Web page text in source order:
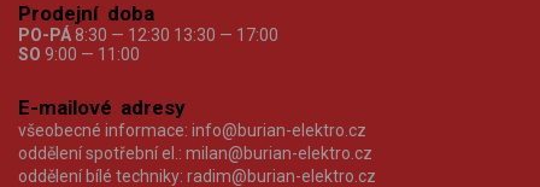
Prodejní doba
PO-PÁ 8:30 — 12:30 13:30 — 17:00
SO 9:00 — 11:00
E-mailové adresy
všeobecné informace: info@burian-elektro.cz
oddělení spotřební el.: milan@burian-elektro.cz
oddělení bílé techniky: radim@burian-elektro.cz